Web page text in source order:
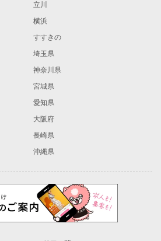
立川
横浜
すすきの
埼玉県
神奈川県
宮城県
愛知県
大阪府
長崎県
沖縄県